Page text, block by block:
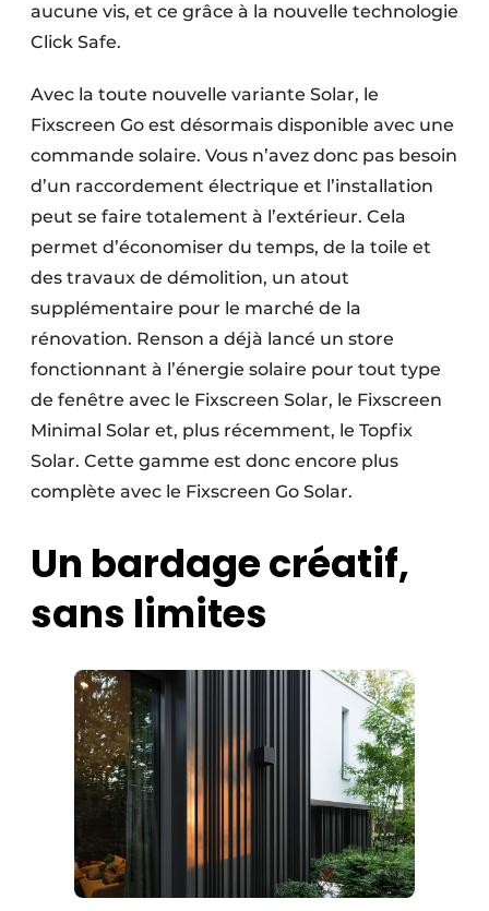
aucune vis, et ce grâce à la nouvelle technologie
Click Safe.
Avec la toute nouvelle variante Solar, le
Fixscreen Go est désormais disponible avec une
commande solaire. Vous n’avez donc pas besoin
d’un raccordement électrique et l’installation
peut se faire totalement à l’extérieur. Cela
permet d’économiser du temps, de la toile et
des travaux de démolition, un atout
supplémentaire pour le marché de la
rénovation. Renson a déjà lancé un store
fonctionnant à l’énergie solaire pour tout type
de fenêtre avec le Fixscreen Solar, le Fixscreen
Minimal Solar et, plus récemment, le Topfix
Solar. Cette gamme est donc encore plus
complète avec le Fixscreen Go Solar.
Un bardage créatif,
sans limites